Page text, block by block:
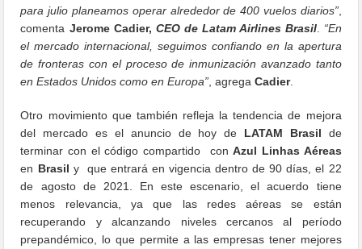
para julio planeamos operar alrededor de 400 vuelos diarios”,
comenta Jerome Cadier, CEO de Latam Airlines Brasil. “En
el mercado internacional, seguimos confiando en la apertura
de fronteras con el proceso de inmunización avanzado tanto
en Estados Unidos como en Europa” , agregaCadier.
Otro movimiento que también refleja la tendencia de mejora
del mercado es el anuncio de hoy de LATAM Brasil de
terminar con el código compartido conAzul Linhas Aéreas
en Brasil y que entrará en vigencia dentro de 90 días, el 22
de agosto de 2021. En este escenario, el acuerdo tiene
menos relevancia, ya que las redes aéreas se están
recuperando y alcanzando niveles cercanos al período
prepandémico, lo que permite a las empresas tener mejores